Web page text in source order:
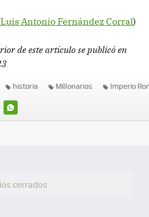
Luis Antonio Fernández Corral)
de este artículo se publicó en
WHATSAPP
historia Millonarios Imperio
cerrados